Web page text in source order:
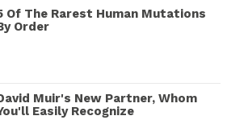
Of The Rarest Human Mutations
Order
Muir's New Partner, Whom
Easily Recognize